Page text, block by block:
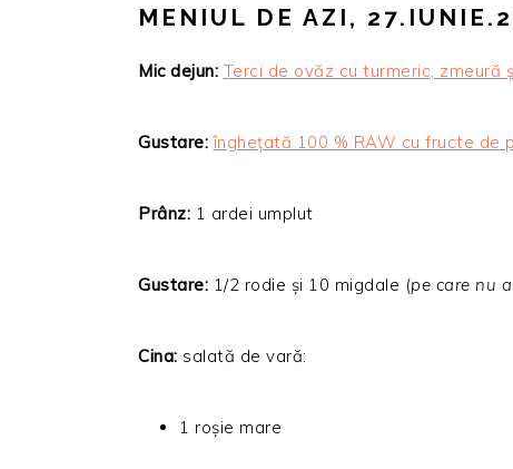
MENIUL DE AZI,
Mic dejun: Terci de ovăz cu turmeric, zmeură
Gustare: înghețată 100 % RAW cu fructe de
Prânz: 1 ardei umplut
Gustare: 1/2 rodie și 10 migdale (pe care nu
Cina: salată de vară:
1 roșie mare